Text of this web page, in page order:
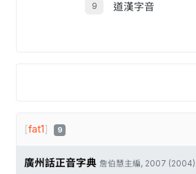
道漢字音
[fat1] 9
廣州話正音字典 詹伯慧主編, 2007 (2004)